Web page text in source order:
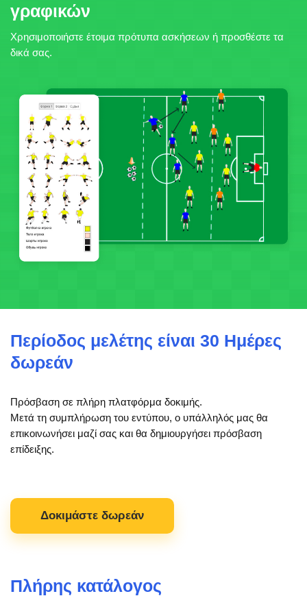
γραφικών
Χρησιμοποιήστε έτοιμα πρότυπα ασκήσεων ή προσθέστε τα
δικά σας.
Περίοδος μελέτης είναι 30 Ημέρες
δωρεάν
Πρόσβαση σε πλήρη πλατφόρμα δοκιμής.
Μετά τη συμπλήρωση του εντύπου, ο υπάλληλός μας θα
επικοινωνήσει μαζί σας και θα δημιουργήσει πρόσβαση
επίδειξης.
Δοκιμάστε δωρεάν
Πλήρης κατάλογος